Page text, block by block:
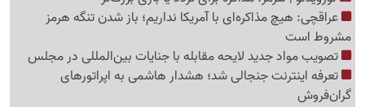
عراقچی: هیچ مذاکره‌ای با آمریکا نداریم؛ باز شدن تنگه هرمز
مشروط است
تصویب مواد جدید لایحه مقابله با جنایات بین‌المللی در مجلس
تعرفه اینترنت جنجالی شد؛ هشدار هاشمی به اپراتورهای
گرا‌ن‌فروش